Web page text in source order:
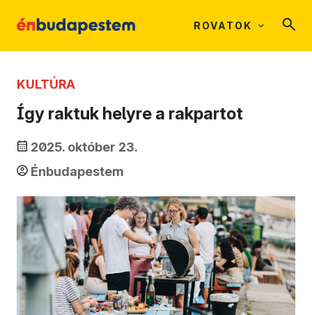
ROVATOK
KULTÚRA
Így raktuk helyre a rakpartot
2025. október 23.
Énbudapestem